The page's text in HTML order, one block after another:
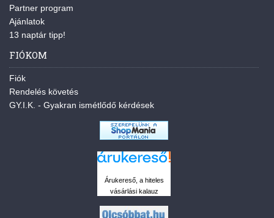
Partner program
Ajánlatok
13 naptár tipp!
FIÓKOM
Fiók
Rendelés követés
GY.I.K. - Gyakran ismétlődő kérdések
Árukereső, a hiteles
vásárlási kalauz